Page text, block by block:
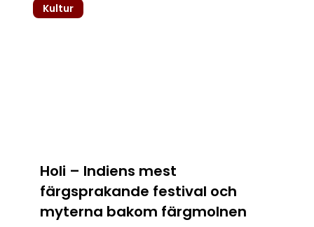
Kultur
Holi – Indiens mest
färgsprakande festival och
myterna bakom färgmolnen